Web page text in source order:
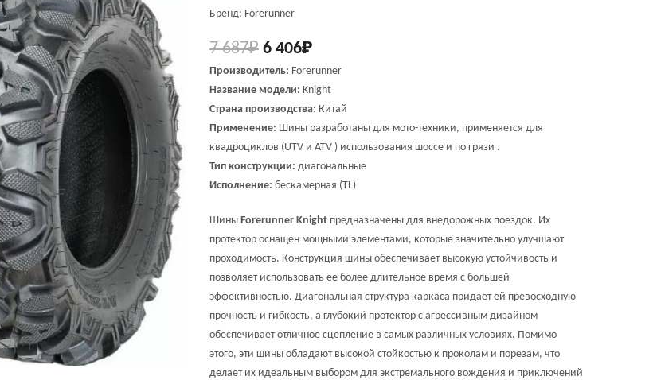
Бренд: Forerunner
7 687₽ 6 406₽
Производитель: Forerunner
Название модели: Knight
Страна производства: Китай
Применение: Шины разработаны для мото-техники, применяется для
квадроциклов (UTV и ATV ) использования шоссе и по грязи .
Тип конструкции: диагональные
Исполнение: бескамерная (TL)
Шины Forerunner Knight предназначены для внедорожных поездок. Их
протектор оснащен мощными элементами, которые значительно улучшают
проходимость. Конструкция шины обеспечивает высокую устойчивость и
позволяет использовать ее более длительное время с большей
эффективностью. Диагональная структура каркаса придает ей превосходную
прочность и гибкость, а глубокий протектор с агрессивным дизайном
обеспечивает отличное сцепление в самых различных условиях. Помимо
этого, эти шины обладают высокой стойкостью к проколам и порезам, что
делает их идеальным выбором для экстремального вождения и приключений